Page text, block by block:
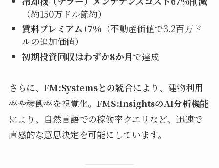
（約150万ドル節約）
賃料プレミアム+7% （不動産価値で3.2百万ド
ルの追加価値）
初期投資回収はわずか8か月で達成
さらに、 FM:Systemsとの統合により、建物利用
率や稼働率を視覚化。 FMS:InsightsのAI分析機能
により、自然言語での稼働率クエリなど、迅速で
直感的な意思決定を可能にしています。